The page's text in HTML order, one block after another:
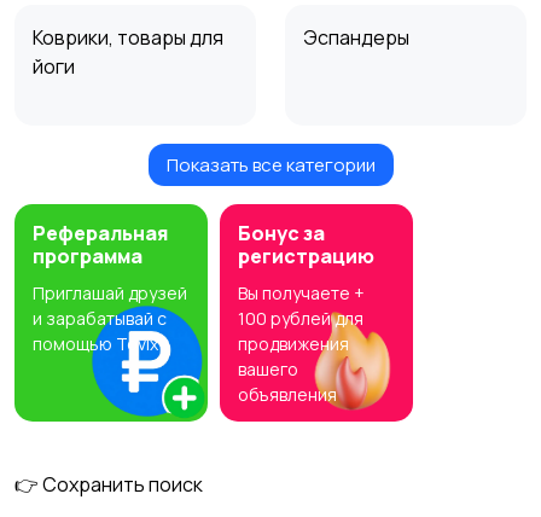
Коврики, товары для
йоги
Эспандеры
Эллиптические
тренажеры
Штанги, блины
Утяжелители Степперы
комплексы
Показать все категории
Реферальная
программа
Приглашай друзей
и зарабатывай с
помощью Tovix
Бонус за
регистрацию
Вы получаете +
100 рублей для
продвижения
вашего
объявления
👉 Сохранить поиск